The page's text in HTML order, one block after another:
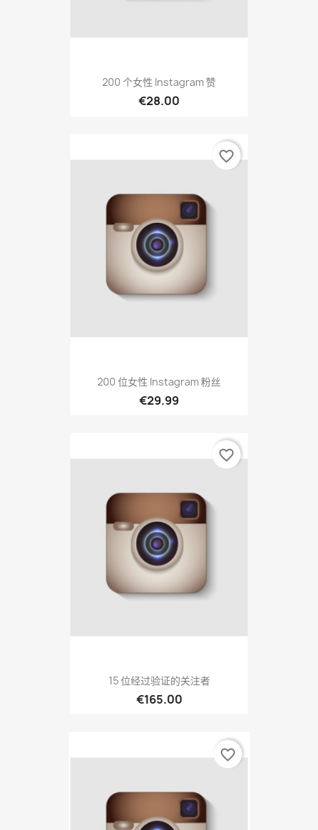
200 个女性 Instagram 赞
€28.00
200 位女性 Instagram 粉丝
€29.99
favorite_border
15 位经过验证的关注者
€165.00
favorite_border
favorite_border